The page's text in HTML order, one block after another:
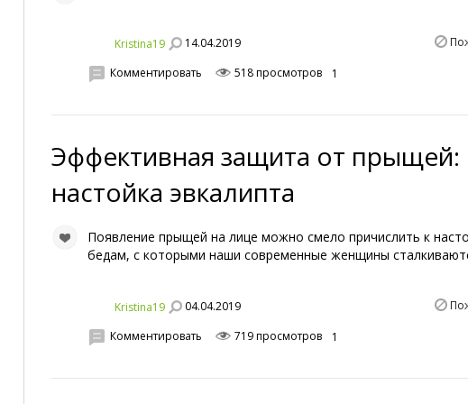
Kristina19 14.04.2019
Комментировать 518 просмотров 1
Эффективная защита от прыщей:
настойка эвкалипта
Появление прыщей на лице можно смело причислить к
бедам, с которыми наши современные женщины
Kristina19 04.04.2019
Комментировать 719 просмотров 1